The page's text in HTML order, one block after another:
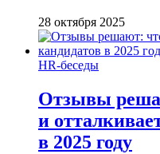
28 октября 2025
HR-беседы
Отзывы
и
в 2025 году